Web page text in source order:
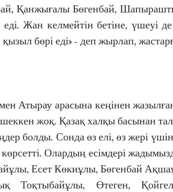
Қанжығалы Бөгенбай,
Жан келмейтін бетіне, үшеуі
бөрі еді» - деп жырлап,
Атырау арасына кеңінен
жоқ. Қазақ халқы басынан
болды. Сонда өз елі, өз жері
көрсетті. Олардың есімдері
Есет Көкиұлы, Бөгенбай
Тоқтыбайұлы, Өтеген,